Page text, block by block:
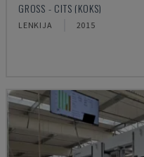
GROSS - CITS (KOKS)
LENKIJA 2015